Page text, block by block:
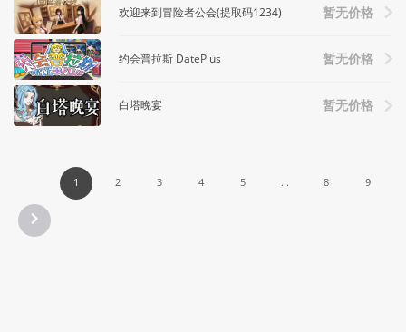
欢迎来到冒险者公会(提取码1234) 暂无价格
约会普拉斯 DatePlus 暂无价格
白塔晚宴 暂无价格
1 2 3 4 5 ... 8 9